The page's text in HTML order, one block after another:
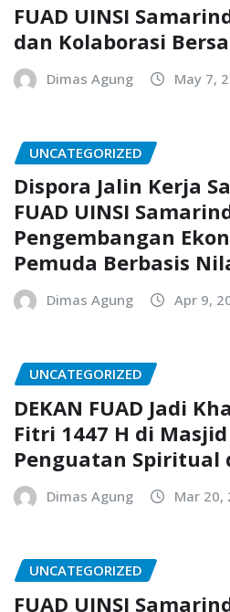
FUAD UINSI
dan Kolaborasi
Dimas Agung May 7,
UNCATEGORIZED
Dispora Jalin Kerja
FUAD UINSI
Pengembangan
Pemuda Berbasis
Dimas Agung Apr 9,
UNCATEGORIZED
DEKAN FUAD Jadi
Fitri 1447 H di
Penguatan Spiritual
Dimas Agung Mar 20,
UNCATEGORIZED
FUAD UINSI